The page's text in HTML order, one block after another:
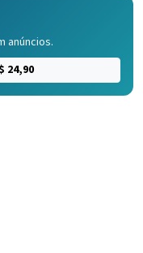
anúncios.
24,90